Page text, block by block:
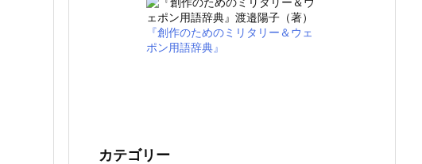
『創作のためのミリタリー＆ウェ
ポン用語辞典』
カテゴリー